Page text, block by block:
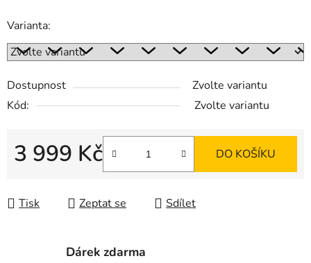
Varianta:
Dostupnost
Zvolte variantu
Kód:
Zvolte variantu
3 999 Kč DO KOŠÍKU
Tisk Zeptat se Sdílet
Dárek zdarma